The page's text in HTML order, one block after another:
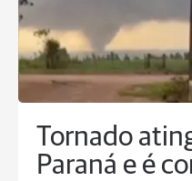
Tornado
Paraná e é